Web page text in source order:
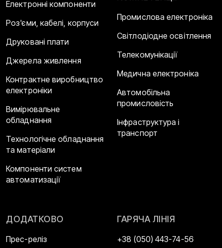
Електронні компоненти
Роз'єми, кабелі, корпуси
Друковані плати
Джерела живлення
Контрактне виробництво
електроніки
Вимірювальне
обладнання
Технологічне обладнання
та матеріали
Компоненти систем
автоматизації
Промислова електроніка
Світлодіодне освітлення
Телекомунікації
Медична електроніка
Автомобільна
промисловість
Інфраструктура і
транспорт
ДОДАТКОВО
Прес-реліз
ГАРЯЧА ЛІНІЯ
+38 (050) 443-74-56